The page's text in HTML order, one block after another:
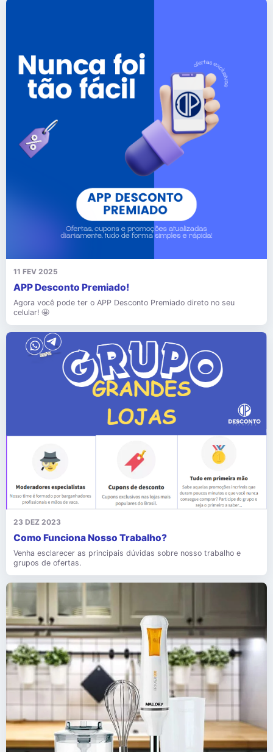
11 FEV 2025
APP Desconto Premiado!
Agora você pode ter o APP Desconto Premiado direto no seu
celular! 🤩
23 DEZ 2023
Como Funciona Nosso Trabalho?
Venha esclarecer as principais dúvidas sobre nosso trabalho e
grupos de ofertas.